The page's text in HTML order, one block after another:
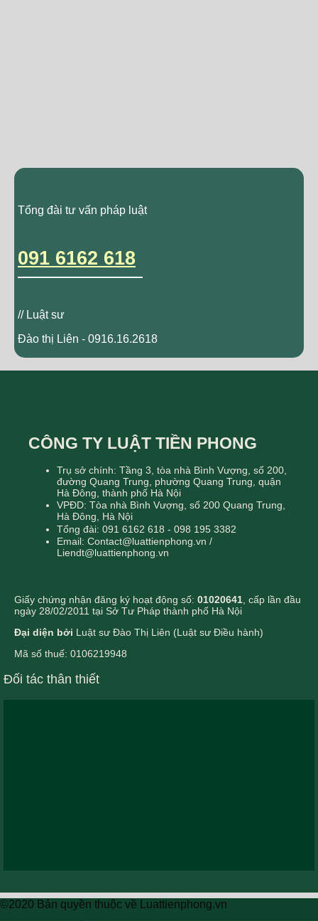
Tổng đài tư vấn pháp luật
091 6162 618
// Luật sư
Đào thị Liên - 0916.16.2618
CÔNG TY LUẬT TIỀN PHONG
Trụ sở chính: Tầng 3, tòa nhà Bình Vượng, số 200,
đường Quang Trung, phường Quang Trung, quận
Hà Đông, thành phố Hà Nội
VPĐD: Tòa nhà Bình Vượng, số 200 Quang Trung,
Hà Đông, Hà Nội
Tổng đài: 091 6162 618 - 098 195 3382
Email: Contact@luattienphong.vn /
Liendt@luattienphong.vn
Giấy chứng nhận đăng ký hoạt động số: 01020641 , cấp lần đầu
ngày 28/02/2011 tại Sở Tư Pháp thành phố Hà Nội
Đại diện bởi Luật sư Đào Thị Liên (Luật sư Điều hành)
Mã số thuế: 0106219948
Đối tác thân thiết
©2020 Bản quyền thuộc về Luattienphong.vn